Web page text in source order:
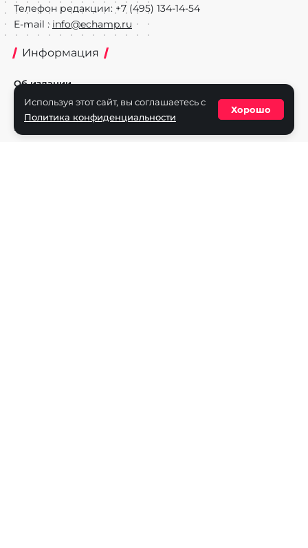
Телефон редакции: +7 (495) 134-14-54
E-mail : info@echamp.ru
Информация
Об издании
Реклама на портале
Политика конфиденциальности
Используя этот сайт, вы соглашаетесь с
Политика конфиденциальности
Хорошо